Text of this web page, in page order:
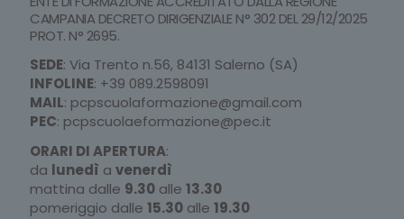
CAMPANIA DECRETO DIRIGENZIALE N° 302 DEL 29/12/2025
PROT. N° 2695.
SEDE: Via Trento n.56, 84131 Salerno (SA)
INFOLINE: +39 089.2598091
MAIL: pcpscuolaformazione@gmail.com
PEC: pcpscuolaeformazione@pec.it
ORARI DI APERTURA:
da lunedì a venerdì
mattina dalle 9.30 alle 13.30
pomeriggio dalle 15.30 alle 19.30